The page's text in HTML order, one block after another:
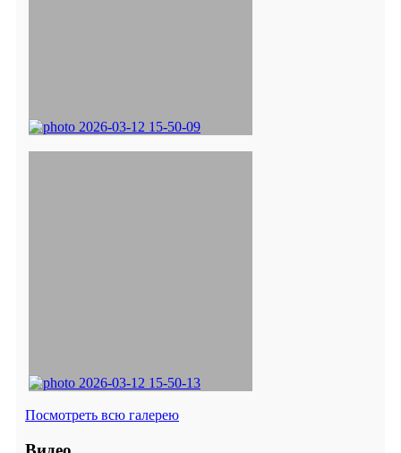
Посмотреть всю галерею